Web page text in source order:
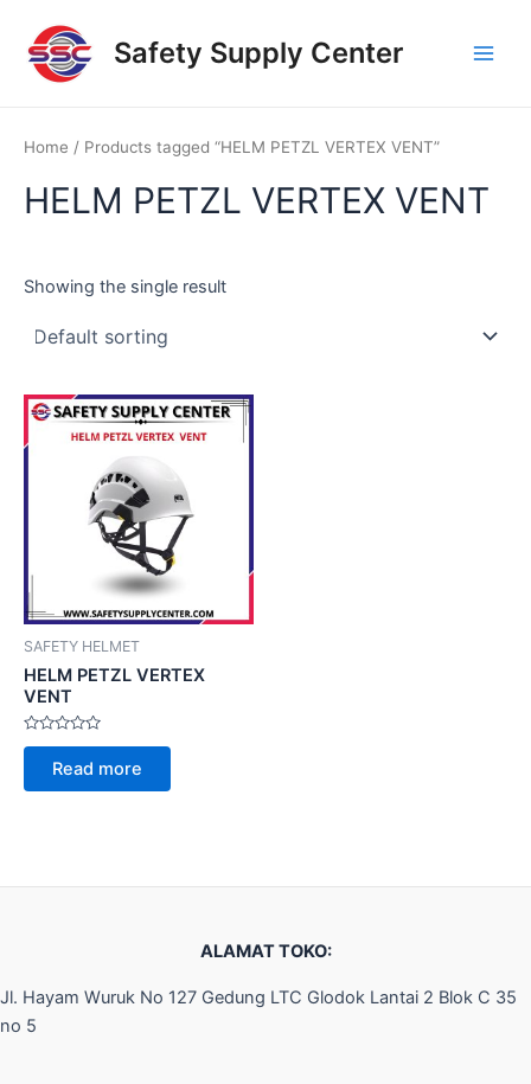
content
Safety Supply Center
Home / Products tagged “HELM PETZL VERTEX VENT”
HELM PETZL VERTEX VENT
Showing the single result
SAFETY HELMET
HELM PETZL VERTEX
VENT
Rated
of
Read more
ALAMAT TOKO:
Jl. Hayam Wuruk No 127 Gedung LTC Glodok Lantai 2 Blok C 35
no 5